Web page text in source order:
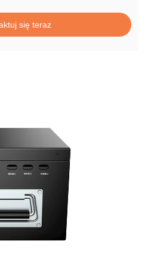
się teraz